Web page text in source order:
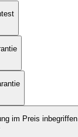
im Preis inbegriffen